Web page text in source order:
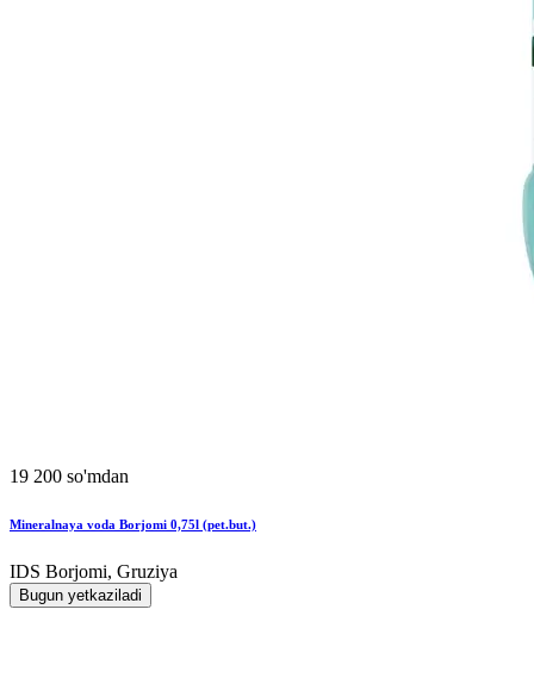
19 200 so'mdan
Mineralnaya voda Borjomi 0,75l (pet.but.)
IDS Borjomi, Gruziya
Bugun yetkaziladi